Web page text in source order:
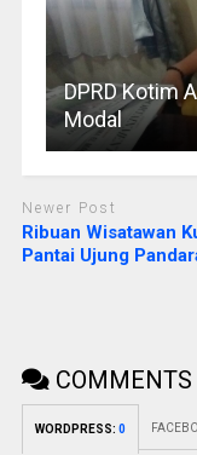
DPRD Kotim
Modal
Newer Post
Ribuan Wisatawan
Pantai Ujung
COMMENTS
WORDPRESS: 0